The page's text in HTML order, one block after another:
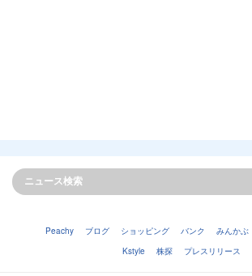
Peachy ブログ ショッピング バンク みんかぶ
Kstyle
株探 プレスリリース